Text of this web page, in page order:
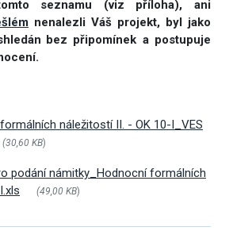
seznamu (viz příloha), ani
nenalezli Váš projekt, byl jako
bez připomínek a postupuje
náležitostí II. - OK 10-I_VES
(30,60 KB)
podání námitky_Hodnocní formálních
(49,00 KB)